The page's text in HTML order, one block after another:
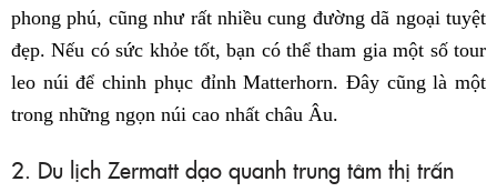
phong phú, cũng như rất nhiều cung đường dã ngoại tuyệt
đẹp. Nếu có sức khỏe tốt, bạn có thể tham gia một số tour
leo núi để chinh phục đỉnh Matterhorn. Đây cũng là một
trong những ngọn núi cao nhất châu Âu.
2. Du lịch Zermatt dạo quanh trung tâm thị trấn